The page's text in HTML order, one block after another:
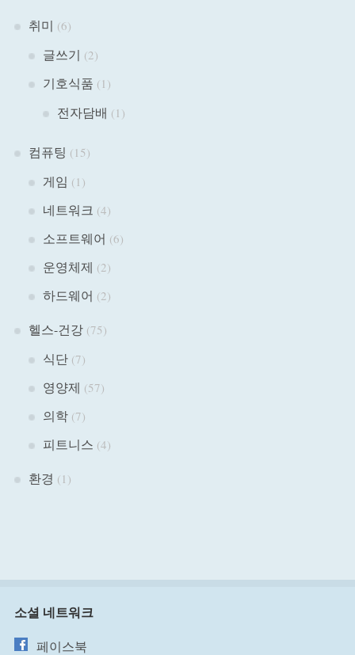
취미 (6)
글쓰기 (2)
기호식품 (1)
전자담배 (1)
컴퓨팅 (15)
게임 (1)
네트워크 (4)
소프트웨어 (6)
운영체제 (2)
하드웨어 (2)
헬스-건강(75)
식단(7)
영양제 (57)
의학(7)
피트니스 (4)
환경 (1)
소셜 네트워크
페이스북